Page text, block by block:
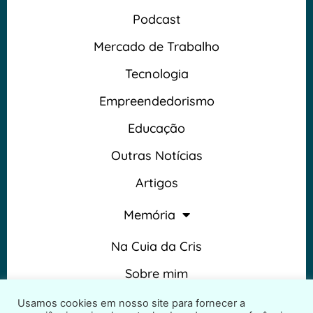
Podcast
Mercado de Trabalho
Tecnologia
Empreendedorismo
Educação
Outras Notícias
Artigos
Memória
Na Cuia da Cris
Sobre mim
Termos e Condições
Usamos cookies em nosso site para fornecer a